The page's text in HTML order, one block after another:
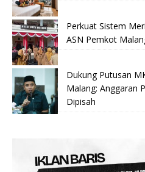
Perkuat Sistem
ASN Pemkot
Dukung Putusan
Malang: Anggaran
Dipisah